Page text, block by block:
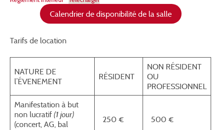
Calendrier de disponibilité de la salle
Tarifs de location
NATURE DE
l’ÉVENEMENT
RÉSIDENT
NON RÉSIDENT
OU
PROFESSIONNEL
Manifestation à but
non lucratif (1 jour)
(concert, AG, bal
250 € 500 €